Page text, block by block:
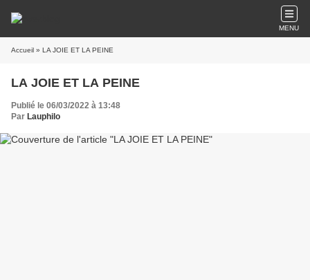
MENU
Accueil » LA JOIE ET LA PEINE
LA JOIE ET LA PEINE
Publié le 06/03/2022 à 13:48
Par Lauphilo